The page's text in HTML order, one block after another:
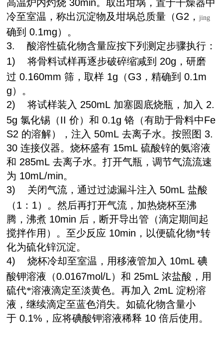
高温炉内灼烧 30min。取出坩埚，置于干燥器中
冷至室温，称出沉淀物及坩埚总质量（G2 ，jing
确到 0.1mg）。
3.
酸溶性硫化物含量应按下列测定步骤执行：
1)
将骨料试样再逐步破碎缩减到 20g ，研磨
过 0.160mm筛，取样 1g （G3 ，精确到 0.1m
g）。
2)
将试样装入 250mL 加塞圆底烧瓶，加入 2.
5g氯化锡（II价）和 0.1g铬（有助于骨料中Fe
S2 的溶解），注入 50mL去离子水。按照图 3.
30连接仪器。烧杯盛有 15mL硫酸锌的氨溶液
和 285mL去离子水。打开气瓶，调节气流流速
为 10mL/min。
3)
关闭气流，通过过滤漏斗注入 50mL盐酸
（1 ： 1）。然后再打开气流，加热烧杯至沸
腾，沸煮 10min 后，断开导出管（滴定期间起
搅拌作用）。至少反应 10min ，以便硫化物*转
化为硫化锌沉淀。
4)
烧杯冷却至室温，用移液管加入 10mL碘
酸钾溶液（0.0167mol/L）和 25mL浓盐酸，用
硫代*溶液滴定至淡黄色。再加入 2mL淀粉溶
液，继续滴定至蓝色消失。如硫化物含量小
于 0.1% ，应将碘酸钾溶液稀释 10倍后使用。